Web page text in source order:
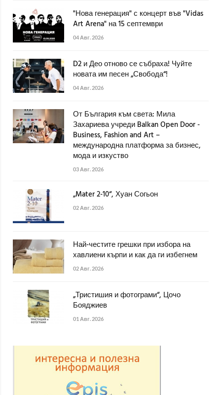
"Нова генерация" с концерт във "Vidas
Art Arena" на 15 септември
04 Авг. 2026
D2 и Део отново се събраха! Чуйте
новата им песен „Свобода“!
04 Авг. 2026
От България към света: Мила
Захариева учреди Balkan Open Door -
Business, Fashion and Art –
международна платформа за бизнес,
мода и изкуство
03 Авг. 2026
„Mater 2-10“, Хуан Согьон
02 Авг. 2026
Най-честите грешки при избора на
хавлиени кърпи и как да ги избегнем
02 Авг. 2026
„Тристишия и фотограми“, Цочо
Бояджиев
01 Авг. 2026